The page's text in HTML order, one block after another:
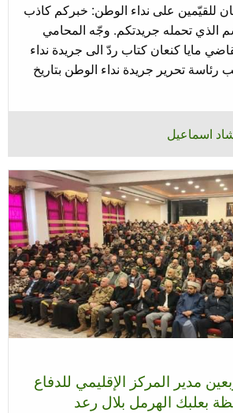
للقيّمين على نداء الوطن: خبركم كاذب
الذي تحمله جريدتكم. وجّه المحامي
مايا كنعان كتاب ردّ الى جريدة نداء
رئاسة تحرير جريدة نداء الوطن بتاريخ
اسماعيل
مدير المركز الإقليمي للدفاع
بعلبك الهرمل بلال رعد